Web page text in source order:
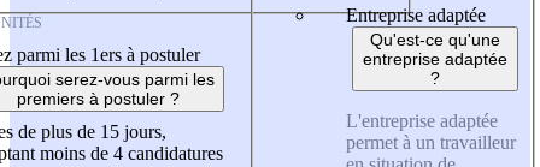
parmi les 1ers à postuler
serez-vous parmi les
premiers à postuler ?
de plus de 15 jours,
moins de 4 candidatures
Entreprise adaptée
Qu'est-ce qu'une
entreprise adaptée
?
L'entreprise adaptée
permet à un travailleur